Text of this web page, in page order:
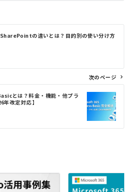
の違いとは？目的別の使い分け方
次のページ
とは？料金・機能・他プラ
年改定対応】